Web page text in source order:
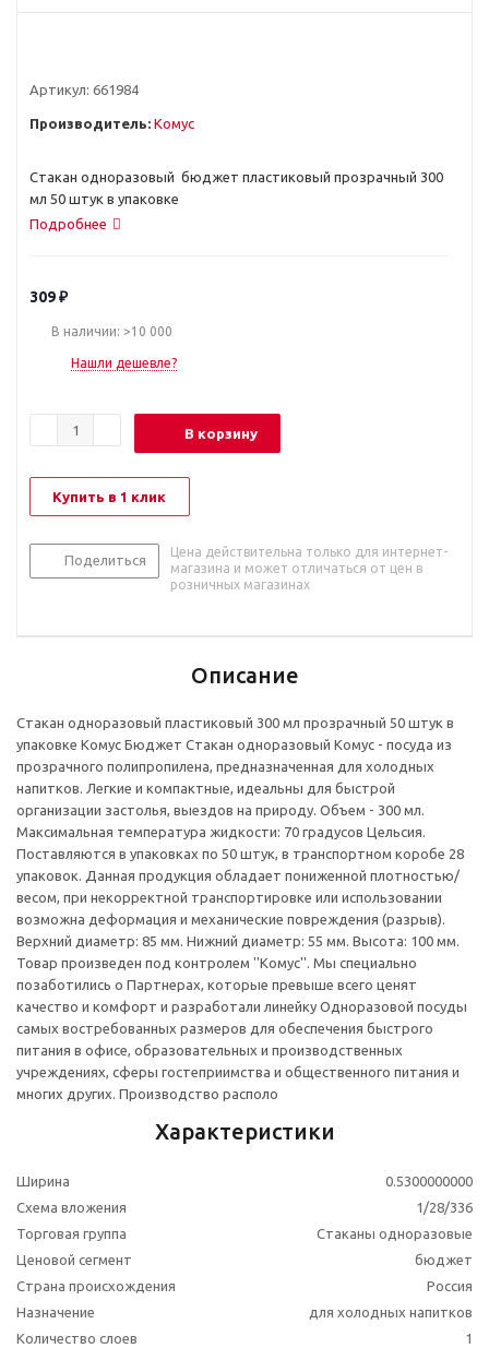
Артикул: 661984
Производитель: Комус
Стакан одноразовый бюджет пластиковый прозрачный 300
мл 50 штук в упаковке
Подробнее
309₽
В наличии: >10 000
Нашли дешевле?
В корзину
Купить в 1 клик
Поделиться
Цена действительна только для интернет-
магазина и может отличаться от цен в
розничных магазинах
Описание
Стакан одноразовый пластиковый 300 мл прозрачный 50 штук в
упаковке Комус Бюджет Стакан одноразовый Комус - посуда из
прозрачного полипропилена, предназначенная для холодных
напитков. Легкие и компактные, идеальны для быстрой
организации застолья, выездов на природу. Объем - 300 мл.
Максимальная температура жидкости: 70 градусов Цельсия.
Поставляются в упаковках по 50 штук, в транспортном коробе 28
упаковок. Данная продукция обладает пониженной плотностью/
весом, при некорректной транспортировке или использовании
возможна деформация и механические повреждения (разрыв).
Верхний диаметр: 85 мм. Нижний диаметр: 55 мм. Высота: 100 мм.
Товар произведен под контролем ''Комус''. Мы специально
позаботились о Партнерах, которые превыше всего ценят
качество и комфорт и разработали линейку Одноразовой посуды
самых востребованных размеров для обеспечения быстрого
питания в офисе, образовательных и производственных
учреждениях, сферы гостеприимства и общественного питания и
многих других. Производство располо
Характеристики
Ширина
0.5300000000
Схема вложения
1/28/336
Торговая группа
Стаканы одноразовые
Ценовой сегмент
бюджет
Страна происхождения
Россия
Назначение
для холодных напитков
Количество слоев
1